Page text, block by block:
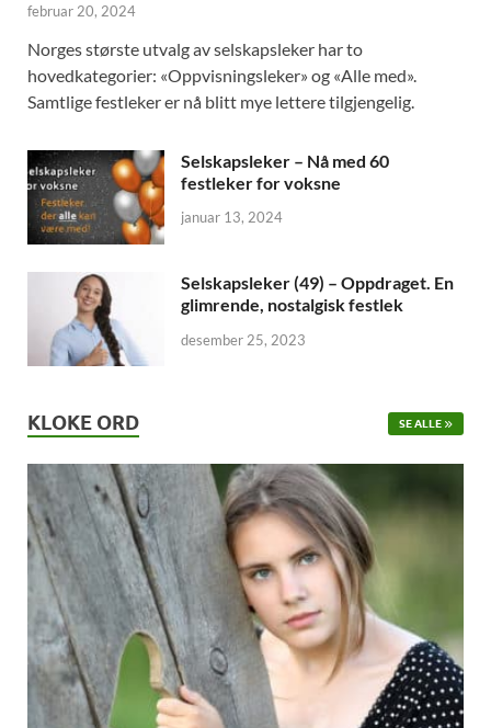
februar 20, 2024
Norges største utvalg av selskapsleker har to
hovedkategorier: «Oppvisningsleker» og «Alle med».
Samtlige festleker er nå blitt mye lettere tilgjengelig.
Selskapsleker – Nå med 60
festleker for voksne
januar 13, 2024
Selskapsleker (49) – Oppdraget. En
glimrende, nostalgisk festlek
desember 25, 2023
KLOKE ORD SE ALLE